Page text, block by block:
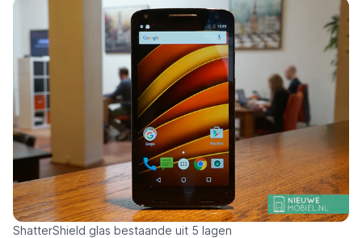
ShatterShield glas bestaande uit 5 lagen